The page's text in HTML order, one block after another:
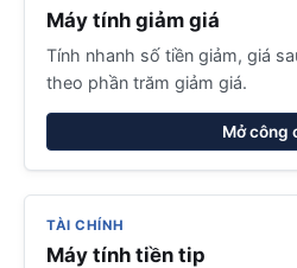
Máy tính giảm giá
Tính nhanh số tiền giảm, giá
theo phần trăm giảm giá.
Mở công
TÀI CHÍNH
Máy tính tiền tip